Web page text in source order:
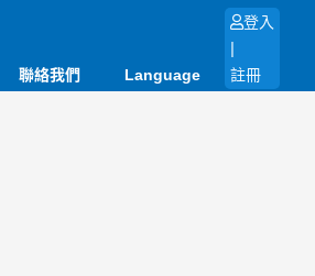
聯絡我們 Language
登入
|
註冊